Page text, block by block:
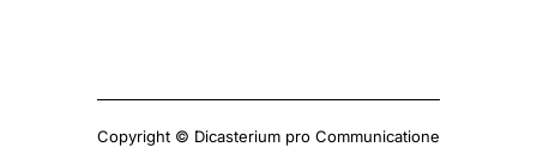
Copyright © Dicasterium pro Communicatione